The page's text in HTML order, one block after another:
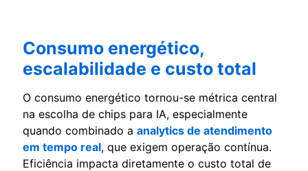
Consumo energético,
escalabilidade e custo total
O consumo energético tornou-se métrica central
na escolha de chips para IA, especialmente
quando combinado a analytics de atendimento
em tempo real, que exigem operação contínua.
Eficiência impacta diretamente o custo total de